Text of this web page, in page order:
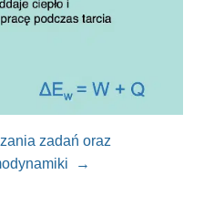
zadań oraz
→